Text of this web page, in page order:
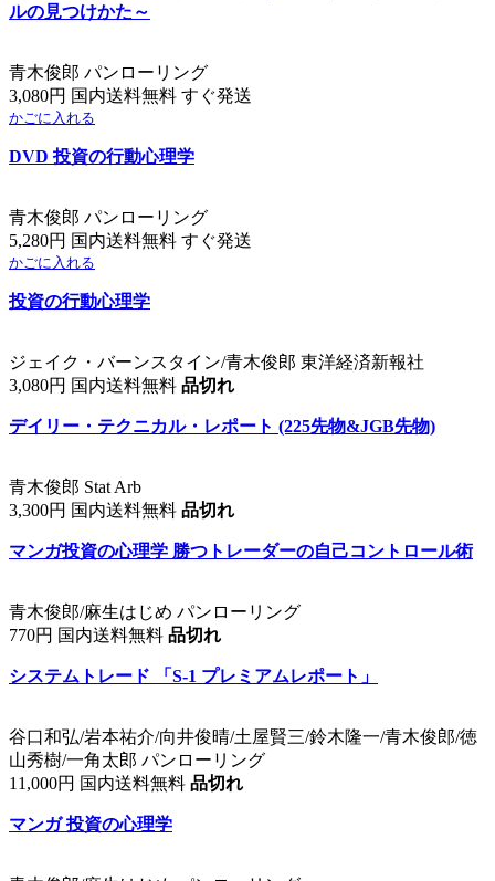
ルの見つけかた～
青木俊郎 パンローリング
3,080円 国内送料無料 すぐ発送
かごに入れる
DVD 投資の行動心理学
青木俊郎 パンローリング
5,280円 国内送料無料 すぐ発送
かごに入れる
投資の行動心理学
ジェイク・バーンスタイン/青木俊郎 東洋経済新報社
3,080円 国内送料無料 品切れ
デイリー・テクニカル・レポート (225先物&JGB先物)
青木俊郎 Stat Arb
3,300円 国内送料無料 品切れ
マンガ投資の心理学 勝つトレーダーの自己コントロール術
青木俊郎/麻生はじめ パンローリング
770円 国内送料無料 品切れ
システムトレード 「S-1 プレミアムレポート」
谷口和弘/岩本祐介/向井俊晴/土屋賢三/鈴木隆一/青木俊郎/徳
山秀樹/一角太郎 パンローリング
11,000円 国内送料無料 品切れ
マンガ 投資の心理学